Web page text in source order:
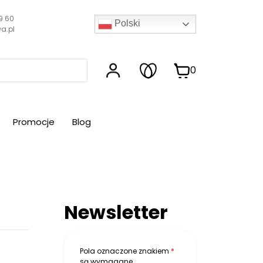
60
Polski
0
Promocje Blog
Newsletter
Pola oznaczone znakiem *